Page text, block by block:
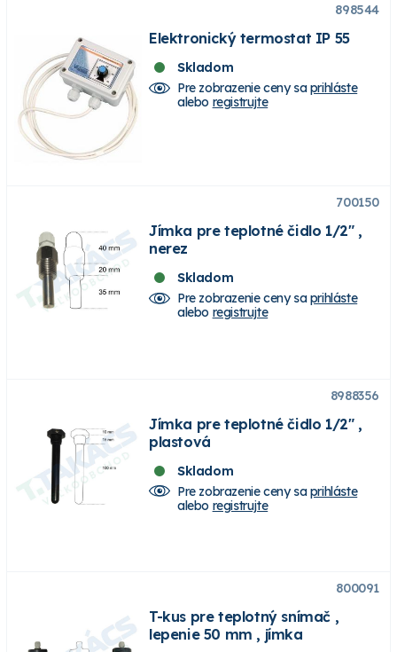
898544
Elektronický termostat IP 55
Skladom
Pre zobrazenie ceny saprihláste
alebo registrujte
700150
Jímka pre teplotné čidlo 1/2" ,
nerez
Skladom
Pre zobrazenie ceny saprihláste
alebo registrujte
8988356
Jímka pre teplotné čidlo 1/2" ,
plastová
Skladom
Pre zobrazenie ceny saprihláste
alebo registrujte
800091
T-kus pre teplotný snímač ,
lepenie 50 mm , jímka